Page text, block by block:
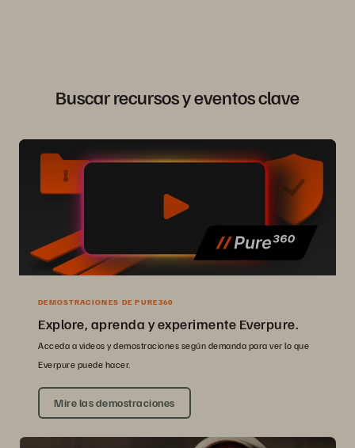
Buscar recursos y eventos clave
DEMOSTRACIONES DE PURE360
Explore, aprenda y experimente Everpure.
Acceda a videos y demostraciones según demanda para ver lo que
Everpure puede hacer.
Mire las demostraciones